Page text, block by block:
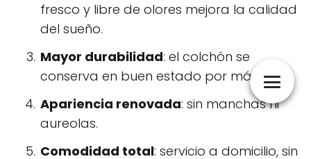
fresco y libre de olores mejora la calidad
del sueño.
Mayor durabilidad: el colchón se
conserva en buen estado por más años.
Apariencia renovada: sin manchas ni
aureolas.
Comodidad total: servicio a domicilio, sin